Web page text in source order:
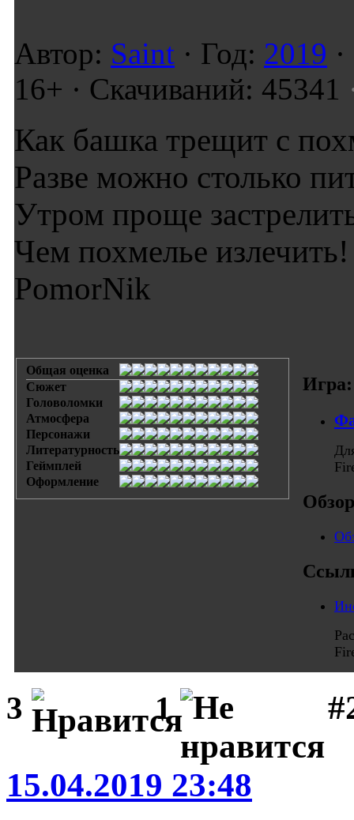
Автор: Saint · Год: 2019
16+ · Скачиваний: 45341
Как башка трещит с
Разве можно столько
Утром проще
Чем похмелье излечить!
PomorNik
Общая оценка
Сюжет
Головоломки
Атмосфера
Персонажи
Литературность
Геймплей
Оформление
Игра:
3 1
15.04.2019 23:48